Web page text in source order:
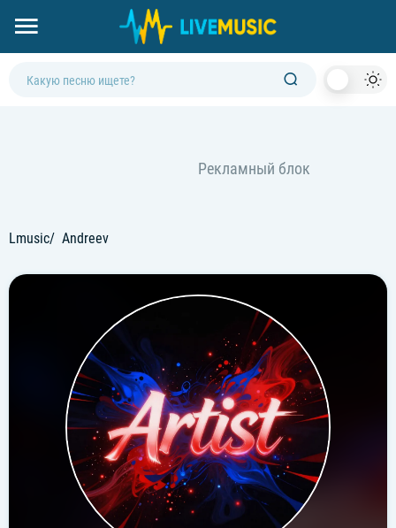
Lmusic Andreev